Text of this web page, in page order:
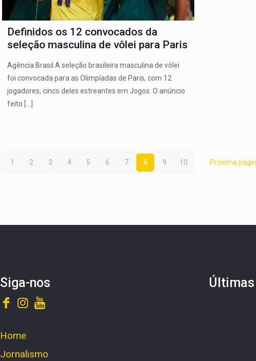
Definidos os 12 convocados da
seleção masculina de vôlei para Paris
Agência Brasil A seleção brasileira masculina de vôlei
foi convocada para as Olimpíadas de Paris, com 12
jogadores, cinco deles estreantes em Jogos. O anúncio
feito […]
1 2 3 4 5 6 7 8 9 10 Próxima
Siga-nos
Home
Jornalismo